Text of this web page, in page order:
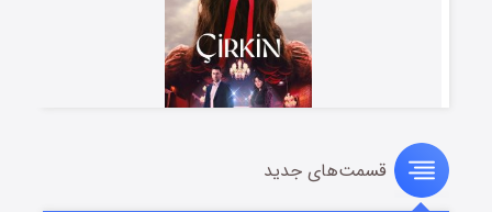
سریال زشتقسمت‌های جدید